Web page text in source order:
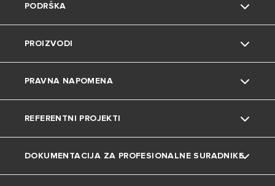
Grupa
Karijera
Okoliš
Savjeti i trikovi
Uređenje doma
PODRŠKA
Kontakt
Česta pitanja
Katalozi i dokumentacija
PROIZVODI
Grijalice vode
Dizalice topline
Plinski bojleri
PRAVNA NAPOMENA
Privatnost
Kolačići
REFERENTNI PROJEKTI
Projekti
DOKUMENTACIJA ZA PROFESIONALNE SURADNIKE